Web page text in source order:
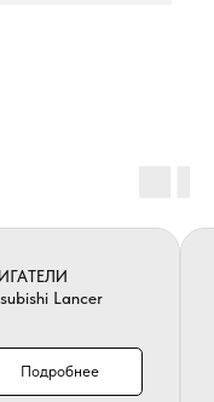
Lancer
Подробнее